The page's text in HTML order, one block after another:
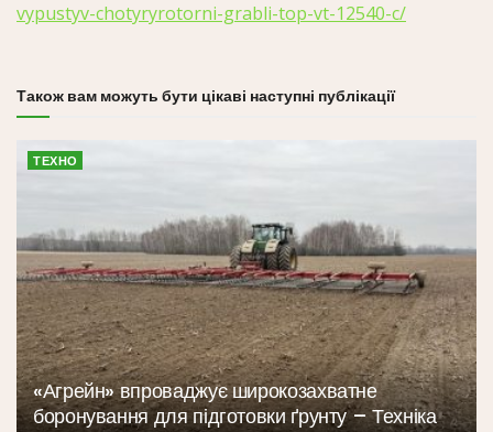
vypustyv-chotyryrotorni-grabli-top-vt-12540-c/
Також вам можуть бути цікаві наступні публікації
ТЕХНО
«Агрейн» впроваджує широкозахватне
боронування для підготовки ґрунту – Техніка